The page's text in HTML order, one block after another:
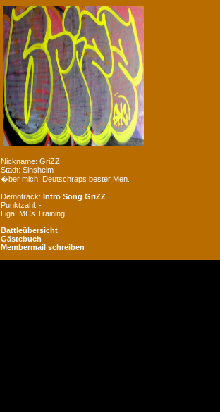
Nickname: GriZZ
Stadt: Sinsheim
�ber mich: Deutschraps bester Men.
Demotrack: Intro Song GriZZ
Punktzahl: -
Liga: MCs Training
Battleübersicht
Gästebuch
Membermail schreiben